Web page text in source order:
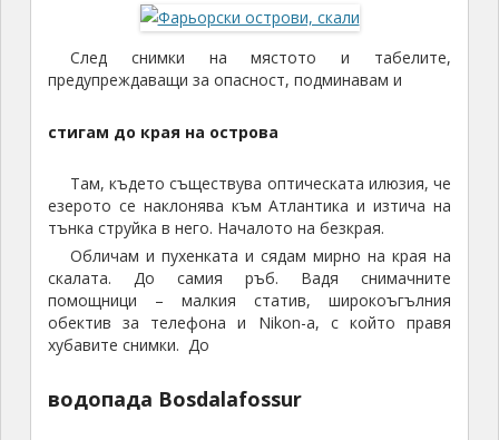
След снимки на мястото и табелите,
предупреждаващи за опасност, подминавам и
стигам до края на острова
Там, където съществува оптическата илюзия, че
езерото се наклонява към Атлантика и изтича на
тънка струйка в него. Началото на безкрая.
Обличам и пухенката и сядам мирно на края на
скалата. До самия ръб. Вадя снимачните
помощници – малкия статив, широкоъгълния
обектив за телефона и Nikon-а, с който правя
хубавите снимки. До
водопада Bosdalafossur